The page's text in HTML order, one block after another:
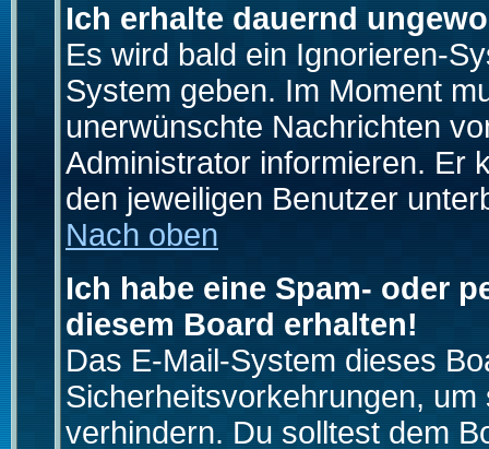
Ich erhalte dauernd
Es wird bald ein Ignorieren-
System geben. Im Moment
unerwünschte Nachrichten
Administrator informieren. Er
den jeweiligen Benutzer
Nach oben
Ich habe eine Spam- oder
diesem Board erhalten!
Das E-Mail-System dieses
Sicherheitsvorkehrungen,
verhindern. Du solltest dem